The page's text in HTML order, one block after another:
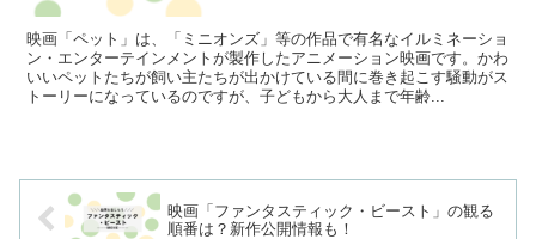
映画「ペット」は、「ミニオンズ」等の作品で有名なイルミネーショ
ン・エンターテインメントが製作したアニメーション映画です。かわ
いいペットたちが飼い主たちが出かけている間に巻き起こす騒動がス
トーリーになっているのですが、子どもから大人まで年齢...
映画「ファンタスティック・ビースト」の観る
順番は？新作公開情報も！